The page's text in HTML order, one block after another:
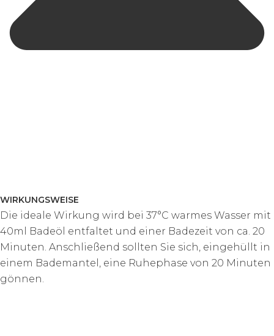
WIRKUNGSWEISE
Die ideale Wirkung wird bei 37°C warmes Wasser mit
40ml Badeöl entfaltet und einer Badezeit von ca. 20
Minuten. Anschließend sollten Sie sich, eingehüllt in
einem Bademantel, eine Ruhephase von 20 Minuten
gönnen.